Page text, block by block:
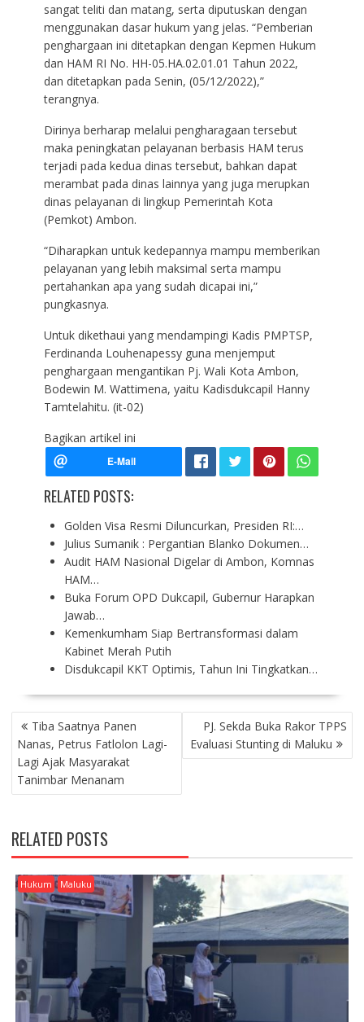
sangat teliti dan matang, serta diputuskan dengan
menggunakan dasar hukum yang jelas. “Pemberian
penghargaan ini ditetapkan dengan Kepmen Hukum
dan HAM RI No. HH-05.HA.02.01.01 Tahun 2022,
dan ditetapkan pada Senin, (05/12/2022),”
terangnya.
Dirinya berharap melalui pengharagaan tersebut
maka peningkatan pelayanan berbasis HAM terus
terjadi pada kedua dinas tersebut, bahkan dapat
merambat pada dinas lainnya yang juga merupkan
dinas pelayanan di lingkup Pemerintah Kota
(Pemkot) Ambon.
“Diharapkan untuk kedepannya mampu memberikan
pelayanan yang lebih maksimal serta mampu
pertahankan apa yang sudah dicapai ini,”
pungkasnya.
Untuk dikethaui yang mendampingi Kadis PMPTSP,
Ferdinanda Louhenapessy guna menjemput
penghargaan mengantikan Pj. Wali Kota Ambon,
Bodewin M. Wattimena, yaitu Kadisdukcapil Hanny
Tamtelahitu. (it-02)
Bagikan artikel ini
RELATED POSTS:
Golden Visa Resmi Diluncurkan, Presiden RI:…
Julius Sumanik : Pergantian Blanko Dokumen…
Audit HAM Nasional Digelar di Ambon, Komnas
HAM…
Buka Forum OPD Dukcapil, Gubernur Harapkan
Jawab…
Kemenkumham Siap Bertransformasi dalam
Kabinet Merah Putih
Disdukcapil KKT Optimis, Tahun Ini Tingkatkan…
P
O
S
T
N
V
I
G
A
T
O
Tiba Saatnya Panen
Nanas, Petrus Fatlolon Lagi-
Lagi Ajak Masyarakat
Tanimbar Menanam
PJ. Sekda Buka Rakor TPPS
Evaluasi Stunting di Maluku
RELATED POSTS
Hukum Maluku